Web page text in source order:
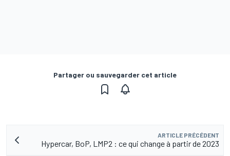
Partager ou sauvegarder cet article
ARTICLE PRÉCÉDENT
Hypercar, BoP, LMP2 : ce qui change à partir de 2023